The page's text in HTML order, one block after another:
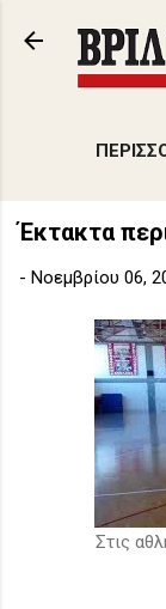
Έκτακτα
- Νοεμβρίου 06,
Στις